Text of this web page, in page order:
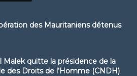
des Mauritaniens détenus
Malek quitte la présidence de la
des Droits de l’Homme (CNDH)